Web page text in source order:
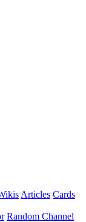
Articles Cards
Random Channel